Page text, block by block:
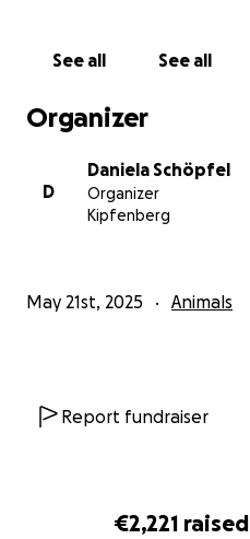
€2,221 raised
See all See all
Organizer
D
Daniela Schöpfel
Organizer
Kipfenberg
May 21st, 2025 Animals
Report fundraiser